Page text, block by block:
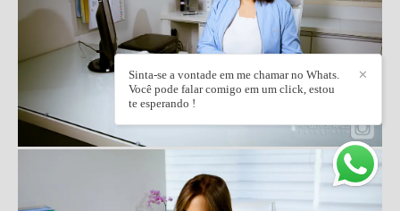
✕
Sinta-se a vontade em me chamar no Whats.
Você pode falar comigo em um click, estou
te esperando !